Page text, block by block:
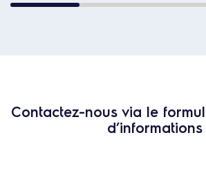
Contactez-nous via le
d’informations